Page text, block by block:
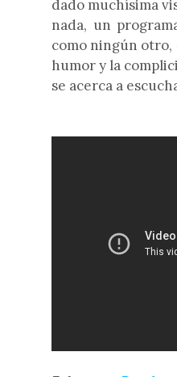
dado muchísima
nada, un
como ningún
humor y la
se acerca a